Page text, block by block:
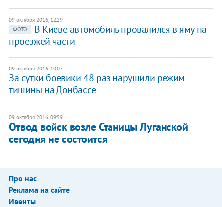
09 октября 2016, 12:29
ФОТО
В Киеве автомобиль провалился в яму на
проезжей части
09 октября 2016, 10:07
​За сутки боевики 48 раз нарушили режим
тишины на Донбассе
09 октября 2016, 09:59
Отвод войск возле Станицы Луганской
сегодня не состоится
Про нас
Реклама на сайте
Ивенты